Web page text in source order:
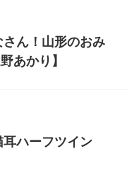
さん！山形のおみ
あかり】
耳ハーフツイン